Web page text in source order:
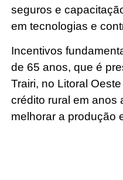
seguros e
em tecnologias e
Incentivos
de 65 anos, que é
Trairi, no Litoral
crédito rural em anos
melhorar a produção